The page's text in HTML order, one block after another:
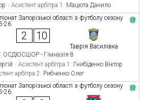
Асистент арбітра 1: Мацюта Данило
Запорізької області з футболу сезону
26
2 10
Таврія Василівка
ОСДЮСШОР - Гімназія 8
Асистент арбітра 1: Гнибіденко Віктор
арбітра 2: Рибченко Олег
Запорізької області з футболу сезону
26